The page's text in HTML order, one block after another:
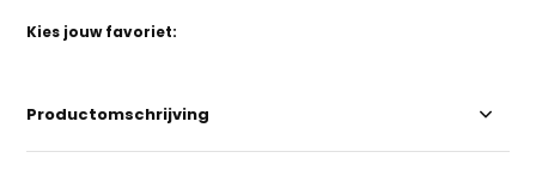
Kies jouw favoriet:
Productomschrijving